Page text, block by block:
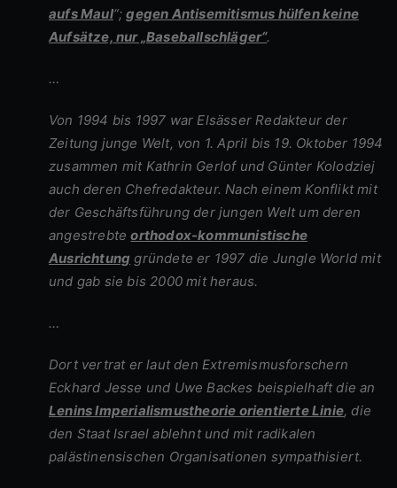
aufs Maul“;gegen Antisemitismus hülfen keine
Aufsätze, nur „Baseballschläger“.
…
Von 1994 bis 1997 war Elsässer Redakteur der
Zeitung junge Welt, von 1. April bis 19. Oktober 1994
zusammen mit Kathrin Gerlof und Günter Kolodziej
auch deren Chefredakteur. Nach einem Konflikt mit
der Geschäftsführung der jungen Welt um deren
angestrebteorthodox-kommunistische
Ausrichtung gründete er 1997 die Jungle World mit
und gab sie bis 2000 mit heraus.
…
Dort vertrat er laut den Extremismusforschern
Eckhard Jesse und Uwe Backes beispielhaft die an
Lenins Imperialismustheorie orientierte Linie, die
den Staat Israel ablehnt und mit radikalen
palästinensischen Organisationen sympathisiert.